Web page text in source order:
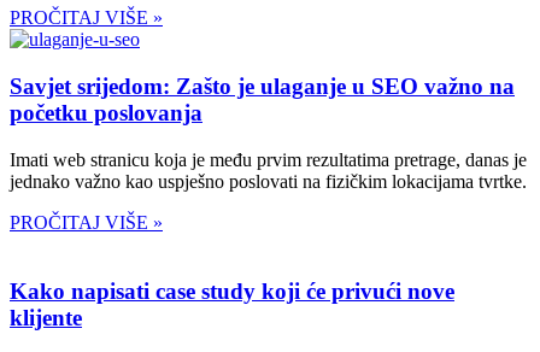
PROČITAJ VIŠE »
Savjet srijedom: Zašto je ulaganje u SEO važno na
početku poslovanja
Imati web stranicu koja je među prvim rezultatima pretrage, danas je
jednako važno kao uspješno poslovati na fizičkim lokacijama tvrtke.
PROČITAJ VIŠE »
Kako napisati case study koji će privući nove
klijente